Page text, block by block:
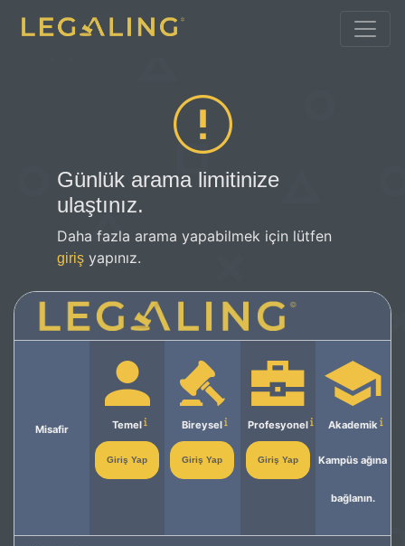
Günlük arama limitinize
ulaştınız.
Daha fazla arama yapabilmek için lütfen
giriş yapınız.
Misafir Temel
Giriş Yap
Bireysel
Giriş Yap
Profesyonel
Giriş Yap
Akademik
Kampüs ağına
bağlanın.